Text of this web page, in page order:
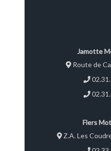
Jamotte
Route de
Flers
Z.A. Les